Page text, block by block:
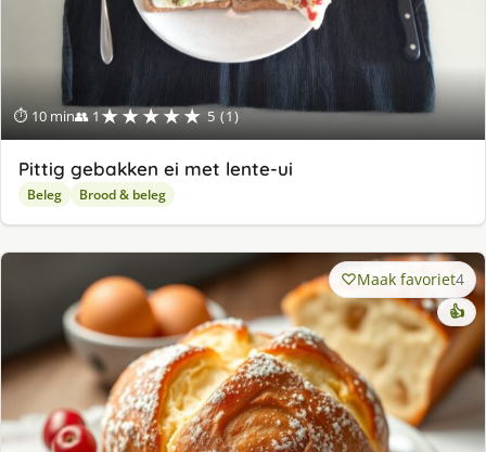
⏱ 10 min👥 1★★★★★ 5 (1)
Pittig gebakken ei met lente-ui
Beleg Brood & beleg
Maak favoriet4
👍